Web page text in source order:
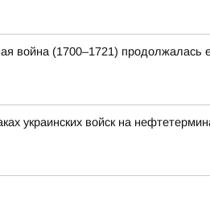
война (1700–1721)
украинских войск на